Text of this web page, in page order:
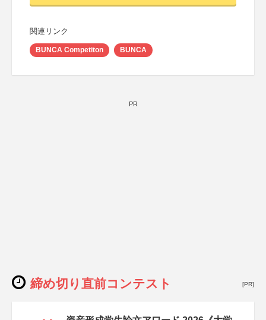
関連リンク
BUNCA Competiton BUNCA
PR
締め切り直前コンテスト [PR]